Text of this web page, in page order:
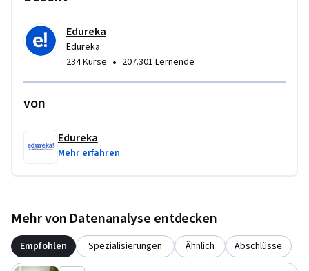
Edureka
Edureka
234 Kurse • 207.301 Lernende
von
Edureka
Mehr erfahren
Mehr von Datenanalyse entdecken
Empfohlen Spezialisierungen Ähnlich Abschlüsse